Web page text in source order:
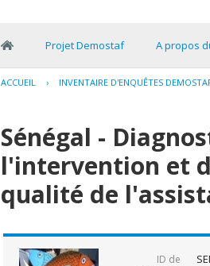
Projet Demostaf A propos
ACCUEIL › INVENTAIRE D'ENQUÊTES
Sénégal -
l'intervention et
qualité de
ID de